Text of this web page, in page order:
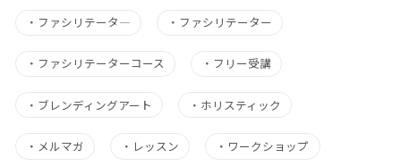
・ ファシリテータ― ・ ファシリテーター
・ ファシリテーターコース ・ フリー受講
・ ブレンディングアート ・ ホリスティック
・ メルマガ ・ レッスン ・ ワークショップ